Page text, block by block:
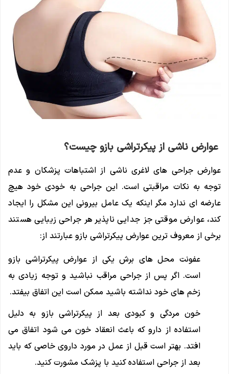
عوارض ناشی از پیکرتراشی بازو چیست؟
عوارض جراحی های لاغری ناشی از اشتباهات پزشکان و عدم
توجه به نکات مراقبتی است. این جراحی به خودی خود هیچ
عارضه ای ندارد مگر اینکه یک عامل بیرونی این مشکل را ایجاد
کند، عوارض موقتی جز جدایی ناپذیر هر جراحی زیبایی هستند
برخی از معروف ترین عوارض پیکرتراشی بازو عبارتند از:
عفونت محل های برش یکی از عوارض پیکرتراشی بازو
است. اگر پس از جراحی مراقب نباشید و توجه زیادی به
زخم های خود نداشته باشید ممکن است این اتفاق بیفتد.
خون مردگی و کبودی بعد از پیکرتراشی بازو به دلیل
استفاده از دارو که باعث انعقاد خون می شود اتفاق می
افتد. بهتر است قبل از عمل در مورد داروی خاصی که باید
بعد از جراحی استفاده کنید با پزشک مشورت کنید.